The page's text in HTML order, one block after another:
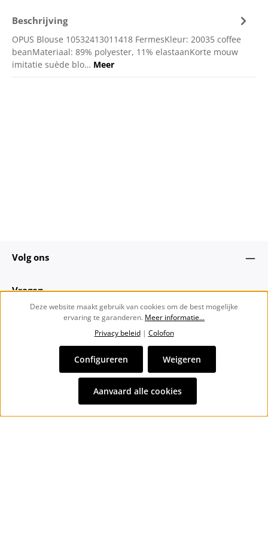
Beschrijving
OPUS Blouse 10532413011418 FermesKleur: 20035 coffee
beanMateriaal: 89% polyester, 11% elastaanKorte mouw
imitatie suède blo… Meer
Volg ons
Vragen
Alle prijzen incl. btw plusverzendkosten
bezorgkosten, indien niet anders vermeld.
Deze website maakt gebruik van cookies om de best mogelijke
ervaring te garanderen. Meer informatie...
Privacy beleid| Colofon
Weigeren
Configureren
Aanvaard alle cookies